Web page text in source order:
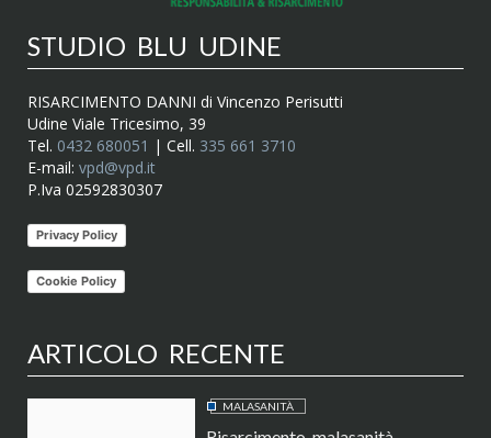
STUDIO BLU UDINE
RISARCIMENTO DANNI di Vincenzo Perisutti
Udine Viale Tricesimo, 39
Tel. 0432 680051 | Cell. 335 661 3710
E-mail: vpd@vpd.it
P.Iva 02592830307
Privacy Policy
Cookie Policy
ARTICOLO RECENTE
MALASANITÀ